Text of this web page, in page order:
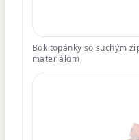
Bok topánky so suchým
materiálom